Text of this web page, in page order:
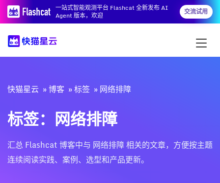
一站式智能观测平台 Flashcat 全新发布 AI
Agent 版本，欢迎
交流试用
快猫星云 博客 标签 网络排障
标签：网络排障
汇总 Flashcat 博客中与 网络排障 相关的文章，方便按主题
连续阅读实践、案例、选型和产品更新。